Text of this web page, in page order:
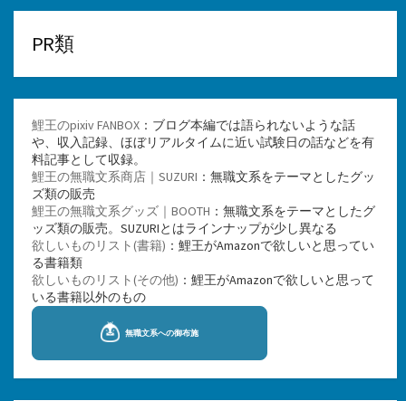
PR類
鯉王のpixiv FANBOX ：ブログ本編では語られないような話
や、収入記録、ほぼリアルタイムに近い試験日の話などを有
料記事として収録。
鯉王の無職文系商店｜SUZURI ：無職文系をテーマとしたグッ
ズ類の販売
鯉王の無職文系グッズ｜BOOTH ：無職文系をテーマとしたグ
ッズ類の販売。SUZURIとはラインナップが少し異なる
欲しいものリスト(書籍) ：鯉王がAmazonで欲しいと思ってい
る書籍類
欲しいものリスト(その他) ：鯉王がAmazonで欲しいと思って
いる書籍以外のもの